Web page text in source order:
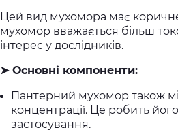
Цей вид мухомора має
мухомор вважається більш
інтерес у дослідників.
➤ Основні компоненти:
Пантерний мухомор також
концентрації. Це робить
застосування.